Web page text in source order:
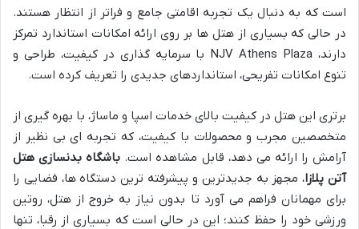
است که به دنبال یک تجربه اقامتی جامع و فراتر از انتظار هستند.
در حالی که بسیاری از هتل ها بر روی ارائه امکانات استاندارد تمرکز
دارند، NJV Athens Plaza با سرمایه گذاری در کیفیت، طراحی و
تنوع امکانات تفریحی، استانداردهای جدیدی را تعریف کرده است.
برتری این هتل در کیفیت بالای خدمات اسپا و ماساژ، با بهره گیری از
متخصصین مجرب و محصولات با کیفیت، که تجربه ای بی نظیر از
آرامش را ارائه می دهد، قابل مشاهده است. باشگاه بدنسازی هتل
آتن پلازا، مجهز به جدیدترین و پیشرفته ترین دستگاه ها، فضایی را
برای مهمانان فراهم می آورد تا بدون نیاز به خروج از هتل، روتین
ورزشی خود را حفظ کنند؛ این در حالی است که بسیاری از رقبا، تنها